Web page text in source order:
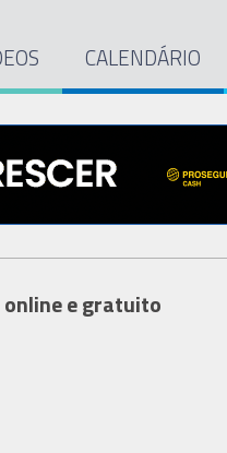
CALENDÁRIO
online e gratuito